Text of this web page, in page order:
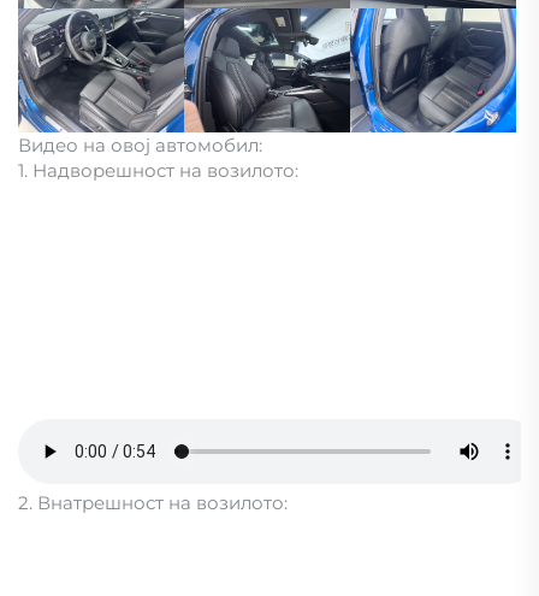
Видео на овој автомобил:
1. Надворешност на возилото:
2. Внатрешност на возилото: